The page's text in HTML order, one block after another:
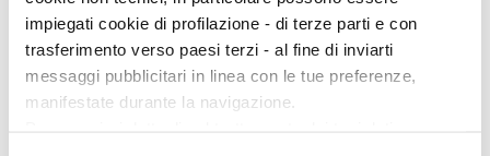
impiegati cookie di profilazione - di terze parti e con
trasferimento verso paesi terzi - al fine di inviarti
messaggi pubblicitari in linea con le tue preferenze,
manifestate durante la navigazione.
J
K
L
M
N
O
P